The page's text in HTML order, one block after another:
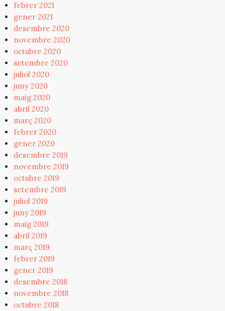
febrer 2021
gener 2021
desembre 2020
novembre 2020
octubre 2020
setembre 2020
juliol 2020
juny 2020
maig 2020
abril 2020
març 2020
febrer 2020
gener 2020
desembre 2019
novembre 2019
octubre 2019
setembre 2019
juliol 2019
juny 2019
maig 2019
abril 2019
març 2019
febrer 2019
gener 2019
desembre 2018
novembre 2018
octubre 2018